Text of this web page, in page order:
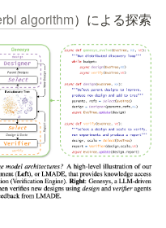
algorithm）による探索